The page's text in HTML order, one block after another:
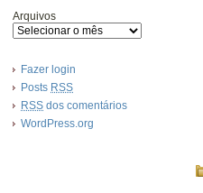
Arquivos
Fazer login
Posts RSS
RSS dos comentários
WordPress.org